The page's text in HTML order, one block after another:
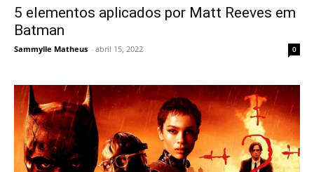
5 elementos aplicados por Matt Reeves em
Batman
Sammylle Matheus - abril 15, 2022 0